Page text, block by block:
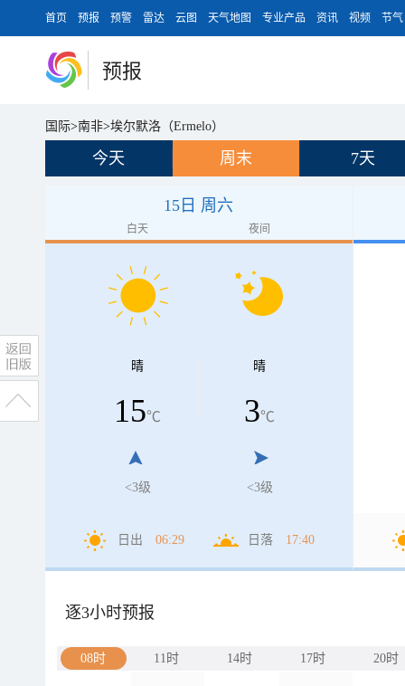
首页 预报 预警 雷达 云图 天气地图 专业产品 资讯 视频 节气
预报
国际>南非>埃尔默洛（Ermelo）
今天 周末 7天
15日 周六
白天 夜间
晴
15℃
<3级
晴
3℃
<3级
日出 06:29 日落 17:40
逐3小时预报
08时 11时 14时 17时 20时